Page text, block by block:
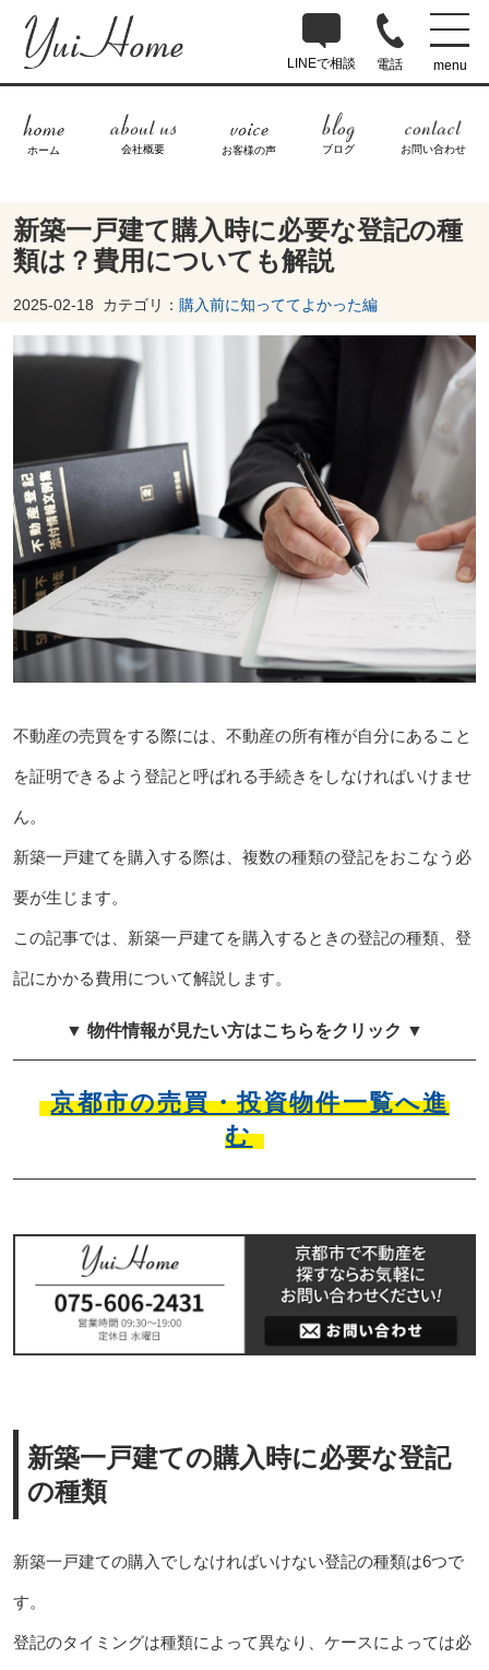
LINEで相談 電話 menu
ホーム 会社概要 お客様の声 ブログ お問い合わせ
新築一戸建て購入時に必要な登記の種
類は？費用についても解説
2025-02-18 カテゴリ： 購入前に知っててよかった編
不動産の売買をする際には、不動産の所有権が自分にあること
を証明できるよう登記と呼ばれる手続きをしなければいけませ
ん。
新築一戸建てを購入する際は、複数の種類の登記をおこなう必
要が生じます。
この記事では、新築一戸建てを購入するときの登記の種類、登
記にかかる費用について解説します。
▼ 物件情報が見たい方はこちらをクリック ▼
京都市の売買・投資物件一覧へ進
む
新築一戸建ての購入時に必要な登記
の種類
新築一戸建ての購入でしなければいけない登記の種類は6つで
す。
登記のタイミングは種類によって異なり、ケースによっては必